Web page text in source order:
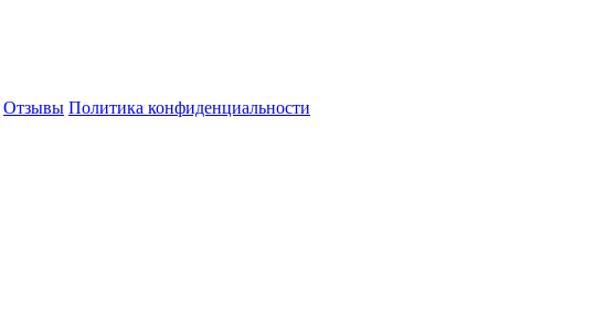
Отзывы Политика конфиденциальности